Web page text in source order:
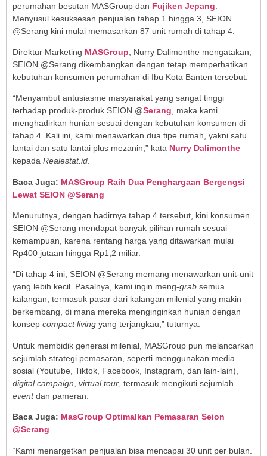
perumahan besutan MASGroup dan Fujiken Jepang
Menyusul kesuksesan penjualan tahap 1 hingga 3, SEION
@Serang kini mulai memasarkan 87 unit rumah di tahap 4.
Direktur Marketing MASGroup , Nurry Dalimonthe mengatakan,
SEION @Serang dikembangkan dengan tetap memperhatikan
kebutuhan konsumen perumahan di Ibu Kota Banten tersebut.
“Menyambut antusiasme masyarakat yang sangat tinggi
terhadap produk-produk SEION @Serang, maka kami
menghadirkan hunian sesuai dengan kebutuhan konsumen di
tahap 4. Kali ini, kami menawarkan dua tipe rumah, yakni satu
lantai dan satu lantai plus mezanin,” kata Nurry Dalimonthe
kepada Realestat.id.
Baca Juga: MASGroup Raih Dua Penghargaan Bergengsi
Lewat SEION @Serang
Menurutnya, dengan hadirnya tahap 4 tersebut, kini konsumen
SEION @Serang mendapat banyak pilihan rumah sesuai
kemampuan, karena rentang harga yang ditawarkan mulai
Rp400 jutaan hingga Rp1,2 miliar.
“Di tahap 4 ini, SEION @Serang memang menawarkan unit-unit
yang lebih kecil. Pasalnya, kami ingin meng-grab semua
kalangan, termasuk pasar dari kalangan milenial yang makin
berkembang, di mana mereka menginginkan hunian dengan
konsep compact living yang terjangkau,” tuturnya.
Untuk membidik generasi milenial, MASGroup pun melancarkan
sejumlah strategi pemasaran, seperti menggunakan media
sosial (Youtube, Tiktok, Facebook, Instagram, dan lain-lain),
digital campaign virtual tour , termasuk mengikuti sejumlah
eventdan pameran.
Baca Juga: MasGroup Optimalkan Pemasaran Seion
@Serang
“Kami menargetkan penjualan bisa mencapai 30 unit per bulan.